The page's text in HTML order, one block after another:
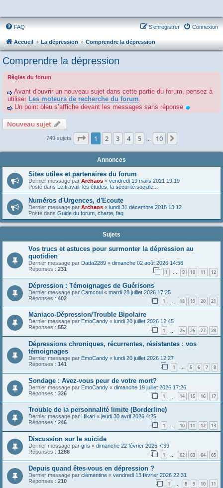
FAQ Connexion
S’enregistrer
Accueil La dépression Comprendre la dépression
Comprendre la dépression
Règles du forum
Avant d'ouvrir un nouveau sujet dans cette partie du forum, pensez à
utiliser Les moteurs de recherche du forum.
Un point bleu s’affiche devant les messages sans réponse
Nouveau sujet
749 sujets Page 1sur10
1 2 3 4 5 10
Annonces
Sites utiles et partenaires du forum
Dernier message par Archaos « vendredi 19 mars 2021 19:19
Posté dans Le travail, les études, la sécurité sociale...
Numéros d'Urgences, d'Ecoute
Dernier message par Archaos « lundi 31 décembre 2018 13:12
Posté dans Guide du forum, charte, faq
Sujets
Vos trucs et astuces pour surmonter la dépression au
quotidien
Dernier message par Dada2289 « dimanche 02 août 2026 14:56
Réponses : 231 1 … 9 10 11 12
Dépression : Témoignages de Guérisons
Dernier message par Camcoul « mardi 28 juillet 2026 17:25
Réponses : 402 1 18 19 20 21
Maniaco-Dépression/Trouble Bipolaire
Dernier message par EmoCandy « lundi 20 juillet 2026 12:45
Réponses : 552 1 25 26 27 28
Dépressions chroniques, récurrentes, résistantes : vos
témoignages
Dernier message par EmoCandy « lundi 20 juillet 2026 12:27
Réponses : 141 1 … 5 6 7 8
Sondage : Avez-vous peur de votre mort?
Dernier message par EmoCandy « dimanche 19 juillet 2026 17:26
Réponses : 326 1 14 15 16 17
Trouble de la personnalité limite (Borderline)
Dernier message par Hikari « jeudi 30 avril 2026 4:25
Réponses : 246 1 … 10 11 12 13
Discussion sur le suicide
Dernier message par gris « dimanche 22 février 2026 7:39
Réponses : 1288 1 … 62 63 64 65
Depuis quand êtes-vous en dépression ?
Dernier message par clémentine « vendredi 13 février 2026 22:31
Réponses : 210 1 8 9 10 11